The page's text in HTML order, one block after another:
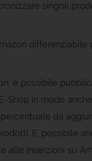
singoli
differenziabile
è possibile
Shop in modo
da
E' possibile
alle inserzioni su